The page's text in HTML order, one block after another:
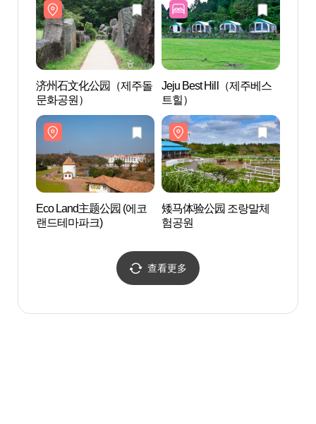
济州石文化公园（제주돌
문화공원）
Jeju Best Hill（제주베스
트힐）
Eco Land主题公园 (에코
랜드테마파크)
矮马体验公园 조랑말체
험공원
查看更多